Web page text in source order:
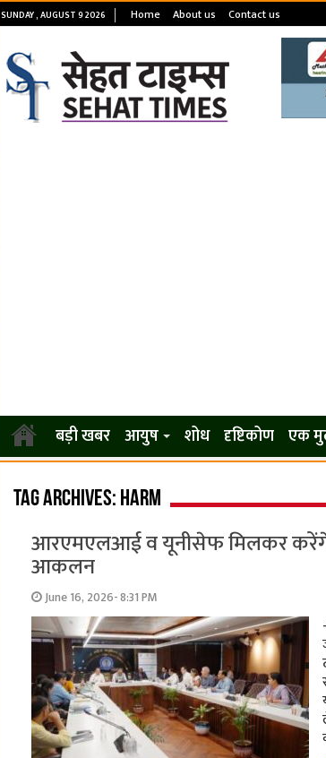
SUNDAY , AUGUST 9 2026 Home About us Contact us
बड़ी खबर आयुष शोध दृष्टिकोण एक
Tag Archives: harm
आरएमएलआई व यूनीसेफ मिलकर करेंगे
आकलन
June 16, 2026- 8:31 PM